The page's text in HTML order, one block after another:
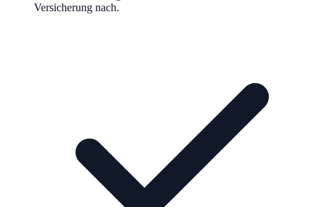
Versicherung nach.